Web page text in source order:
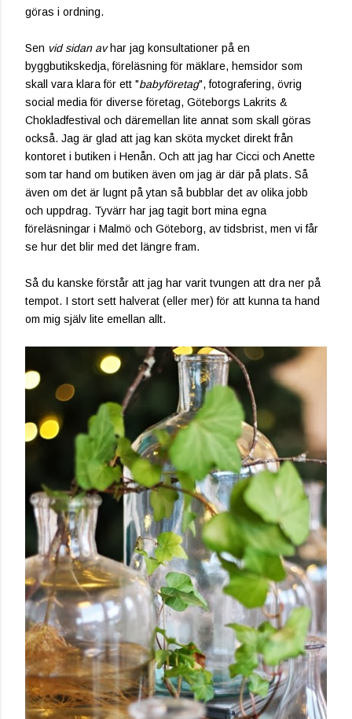
göras i ordning.
Sen vid sidan avhar jag konsultationer på en
byggbutikskedja, föreläsning för mäklare, hemsidor som
skall vara klara för ett "babyföretag", fotografering, övrig
social media för diverse företag, Göteborgs Lakrits &
Chokladfestival och däremellan lite annat som skall göras
också. Jag är glad att jag kan sköta mycket direkt från
kontoret i butiken i Henån. Och att jag har Cicci och Anette
som tar hand om butiken även om jag är där på plats. Så
även om det är lugnt på ytan så bubblar det av olika jobb
och uppdrag. Tyvärr har jag tagit bort mina egna
föreläsningar i Malmö och Göteborg, av tidsbrist, men vi får
se hur det blir med det längre fram.
Så du kanske förstår att jag har varit tvungen att dra ner på
tempot. I stort sett halverat (eller mer) för att kunna ta hand
om mig själv lite emellan allt.